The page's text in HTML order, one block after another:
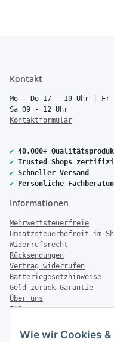
Wie wir Cookies
Kontakt
Mo - Do 17 - 19 Uhr | Fr
Sa 09 - 12 Uhr
Kontaktformular
✔ 40.000+
✔ Trusted Shops
✔ Schneller Versand
✔ Persönliche
Informationen
Mehrwertsteuerfreie
Umsatzsteuerbefreit im
Widerrufsrecht
Rücksendungen
Vertrag widerrufen
Batteriegesetzhinweise
Geld zurück Garantie
Über uns
FAQ
Zahlung & Versand